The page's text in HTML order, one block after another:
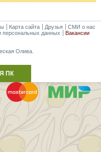
Карта сайта Друзья
СМИ о нас
персональных данных Вакансии
Олива.
ПК